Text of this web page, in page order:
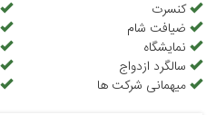
کنسرت
ضیافت شام
نمایشگاه
سالگرد ازدواج
میهمانی شرکت ها